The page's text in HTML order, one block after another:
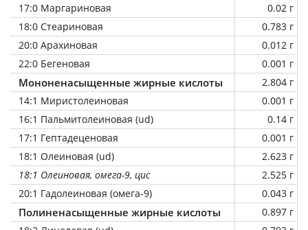
17:0 Маргариновая
0.02 г
18:0 Стеариновая
0.783 г
20:0 Арахиновая
0.012 г
22:0 Бегеновая
0.001 г
Мононенасыщенные жирные кислоты
2.804 г
14:1 Миристолеиновая
0.001 г
16:1 Пальмитолеиновая (ud)
0.14 г
17:1 Гептадеценовая
0.001 г
18:1 Олеиновая (ud)
2.623 г
18:1 Олеиновая, омега-9, цис
2.525 г
20:1 Гадолеиновая (омега-9)
0.043 г
Полиненасыщенные жирные кислоты
0.897 г